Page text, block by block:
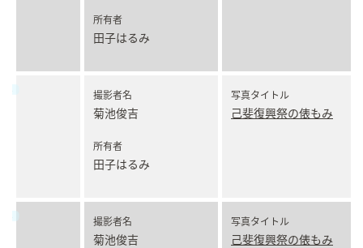
所有者
田子はるみ
撮影者名
菊池俊吉
所有者
田子はるみ
写真タイトル
己斐復興祭の俵もみ
撮影者名
菊池俊吉
写真タイトル
己斐復興祭の俵もみ